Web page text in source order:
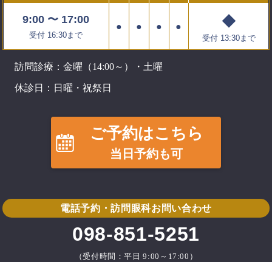
9:00 〜 17:00
受付 16:30まで
● ● ● ● ◆
受付 13:30まで
訪問診療：金曜（14:00～）・土曜
休診日：日曜・祝祭日
ご予約はこちら
当日予約も可
電話予約・訪問眼科お問い合わせ
098-851-5251
（受付時間：平日 9:00～17:00）